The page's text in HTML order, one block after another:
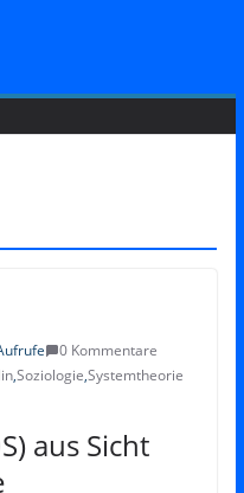
0 Kommentare
,Soziologie,Systemtheorie
aus Sicht